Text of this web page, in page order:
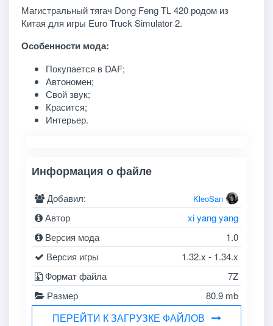
Магистральный тягач Dong Feng TL 420 родом из
Китая для игры Euro Truck Simulator 2.
Особенности мода:
Покупается в DAF;
Автономен;
Свой звук;
Красится;
Интерьер.
Информация о файле
Добавил: KleoSan
Автор
xi yang yang
Версия мода
1.0
Версия игры
1.32.x - 1.34.x
Формат файла
7Z
Размер
80.9 mb
ПЕРЕЙТИ К ЗАГРУЗКЕ ФАЙЛОВ